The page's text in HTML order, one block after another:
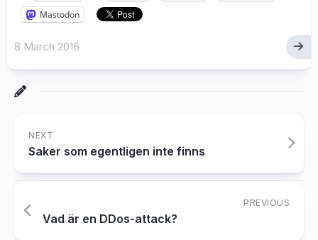
Mastodon
8 March 2016
NEXT
Saker som egentligen inte finns
PREVIOUS
Vad är en DDos-attack?